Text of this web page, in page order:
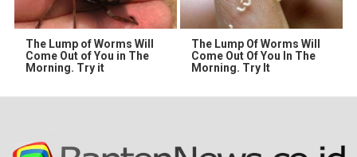
The Lump of Worms Will
Come Out of You in The
Morning. Try it
The Lump Of Worms Will
Come Out Of You In The
Morning. Try It